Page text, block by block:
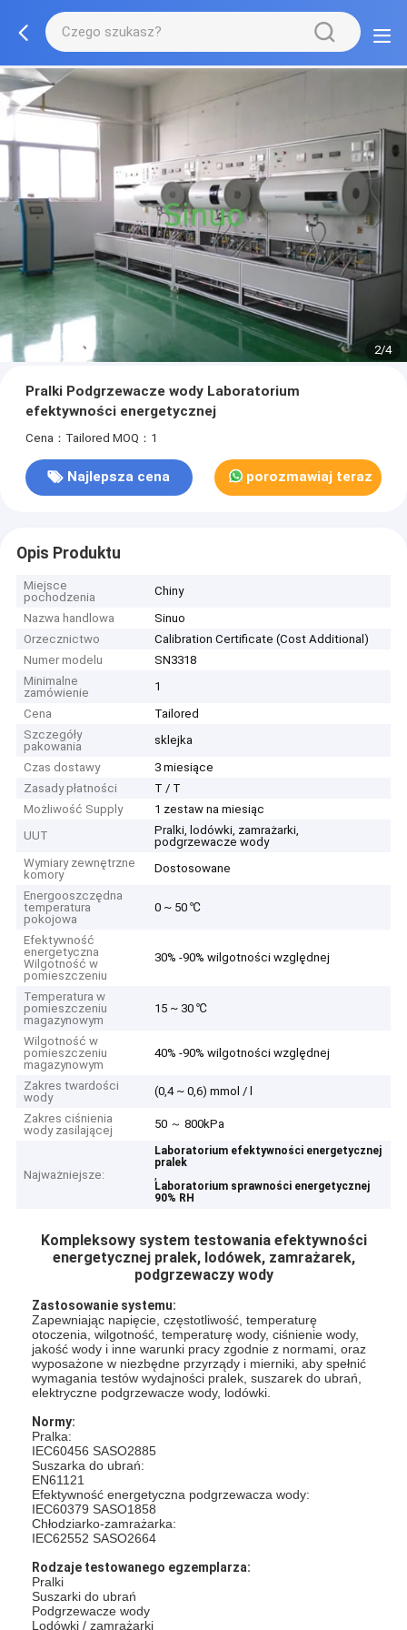
2/4
Pralki Podgrzewacze wody Laboratorium
efektywności energetycznej
Cena：Tailored MOQ：1
Najlepsza cena porozmawiaj teraz
Opis Produktu
Miejsce
pochodzenia
Chiny
Nazwa handlowa
Sinuo
Orzecznictwo
Calibration Certificate (Cost Additional)
Numer modelu
SN3318
Minimalne
zamówienie
1
Cena
Tailored
Szczegóły
pakowania
sklejka
Czas dostawy
3 miesiące
Zasady płatności
T / T
Możliwość Supply
1 zestaw na miesiąc
UUT
Pralki, lodówki, zamrażarki,
podgrzewacze wody
Wymiary zewnętrzne
komory
Dostosowane
Energooszczędna
temperatura
pokojowa
0 ~ 50 ℃
Efektywność
energetyczna
Wilgotność w
pomieszczeniu
30% -90% wilgotności względnej
Temperatura w
pomieszczeniu
magazynowym
15 ~ 30 ℃
Wilgotność w
pomieszczeniu
magazynowym
40% -90% wilgotności względnej
Zakres twardości
wody
(0,4 ~ 0,6) mmol / l
Zakres ciśnienia
wody zasilającej
50 ～ 800kPa
Najważniejsze:
Laboratorium efektywności energetycznej
pralek
,
Laboratorium sprawności energetycznej
90% RH
Kompleksowy system testowania efektywności
energetycznej pralek, lodówek, zamrażarek,
podgrzewaczy wody
Zastosowanie systemu:
Zapewniając napięcie, częstotliwość, temperaturę
otoczenia, wilgotność, temperaturę wody, ciśnienie wody,
jakość wody i inne warunki pracy zgodnie z normami, oraz
wyposażone w niezbędne przyrządy i mierniki, aby spełnić
wymagania testów wydajności pralek, suszarek do ubrań,
elektryczne podgrzewacze wody, lodówki.
Normy:
Pralka:
IEC60456 SASO2885
Suszarka do ubrań:
EN61121
Efektywność energetyczna podgrzewacza wody:
IEC60379 SASO1858
Chłodziarko-zamrażarka:
IEC62552 SASO2664
Rodzaje testowanego egzemplarza:
Pralki
Suszarki do ubrań
Podgrzewacze wody
Lodówki / zamrażarki